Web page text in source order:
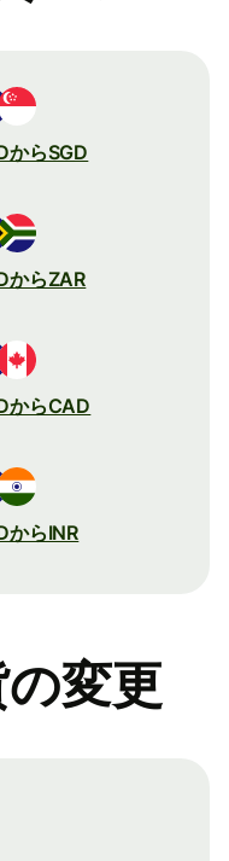
からSGD
からZAR
からCAD
からINR
変更